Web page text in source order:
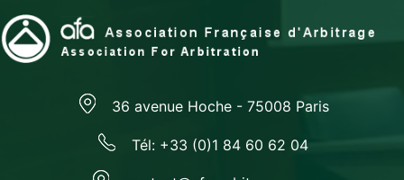
36 avenue Hoche - 75008 Paris
Tél: +33 (0)1 84 60 62 04